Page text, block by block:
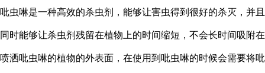
吡虫啉是一种高效的杀虫剂，能够让害虫得到很好的杀灭，并且
同时能够让杀虫剂残留在植物上的时间缩短，不会长时间吸附在
喷洒吡虫啉的植物的外表面，在使用到吡虫啉的时候会需要将吡